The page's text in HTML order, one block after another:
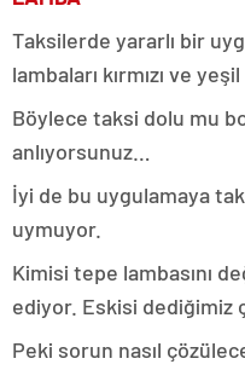
Taksilerde yararlı bir
lambaları kırmızı ve
Böylece taksi dolu mu
anlıyorsunuz…
İyi de bu uygulamaya
uymuyor.
Kimisi tepe lambasını
ediyor. Eskisi dediğimiz
Peki sorun nasıl